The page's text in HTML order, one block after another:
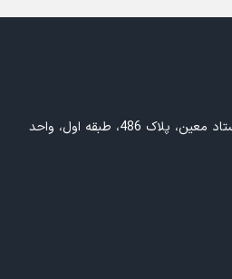
تهران، خیابان آزادی، نبش استاد معین، پلاک 486، طبقه اول، واحد